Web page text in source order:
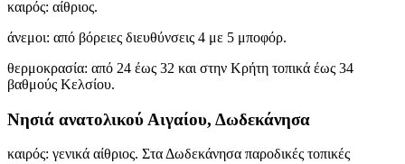
καιρός: αίθριος.
άνεμοι: από βόρειες διευθύνσεις 4 με 5 μποφόρ.
θερμοκρασία: από 24 έως 32 και στην Κρήτη τοπικά έως 34
βαθμούς Κελσίου.
Νησιά ανατολικού Αιγαίου, Δωδεκάνησα
καιρός: γενικά αίθριος. Στα Δωδεκάνησα παροδικές τοπικές